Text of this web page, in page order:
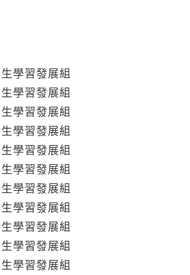
學習發展組
學習發展組
學習發展組
學習發展組
學習發展組
學習發展組
學習發展組
學習發展組
學習發展組
學習發展組
學習發展組